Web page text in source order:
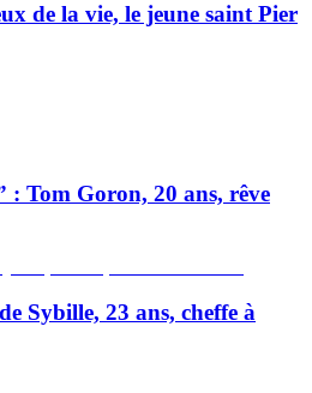
de la vie, le jeune saint Pier
: Tom Goron, 20 ans, rêve
Sybille, 23 ans, cheffe à